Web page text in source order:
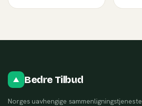
Bedre Tilbud
Norges uavhengige sammenligningstjeneste